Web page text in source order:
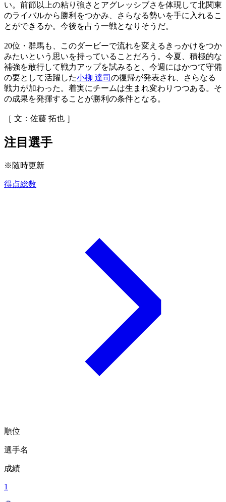
い。前節以上の粘り強さとアグレッシブさを体現して北関東
のライバルから勝利をつかみ、さらなる勢いを手に入れるこ
とができるか。今後を占う一戦となりそうだ。
20位・群馬も、このダービーで流れを変えるきっかけをつか
みたいという思いを持っていることだろう。今夏、積極的な
補強を敢行して戦力アップを試みると、今週にはかつて守備
の要として活躍した小柳 達司 の復帰が発表され、さらなる
戦力が加わった。着実にチームは生まれ変わりつつある。そ
の成果を発揮することが勝利の条件となる。
［ 文：佐藤 拓也 ］
注目選手
※随時更新
得点総数
順位
選手名
成績
1